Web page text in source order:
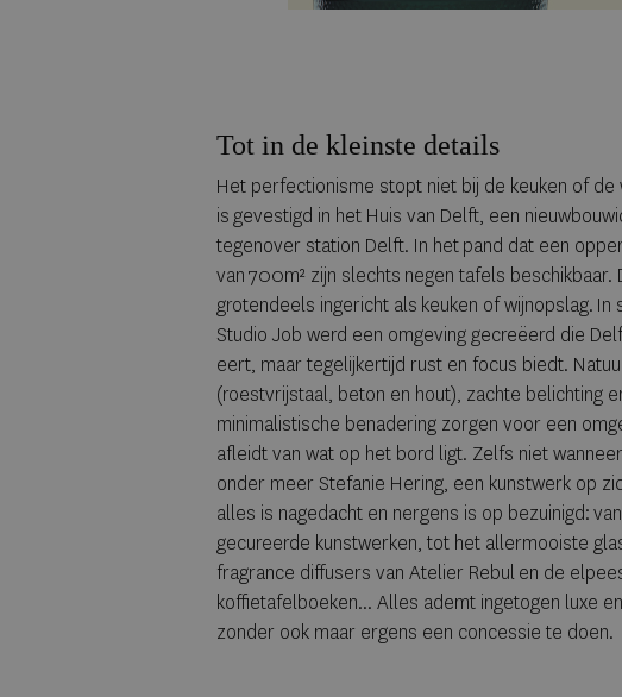
Tot in de kleinste details
Het perfectionisme stopt niet bij de keuken of de
is gevestigd in het Huis van Delft, een
tegenover station Delft. In het pand dat een
van 700m² zijn slechts negen tafels beschikbaar.
grotendeels ingericht als keuken of wijnopslag. In
Studio Job werd een omgeving gecreëerd die
eert, maar tegelijkertijd rust en focus biedt.
(roestvrijstaal, beton en hout), zachte belichting
minimalistische benadering zorgen voor een
afleidt van wat op het bord ligt. Zelfs niet
onder meer Stefanie Hering, een kunstwerk op
alles is nagedacht en nergens is op bezuinigd:
gecureerde kunstwerken, tot het allermooiste
fragrance diffusers van Atelier Rebul en de
koffietafelboeken... Alles ademt ingetogen luxe
zonder ook maar ergens een concessie te doen.